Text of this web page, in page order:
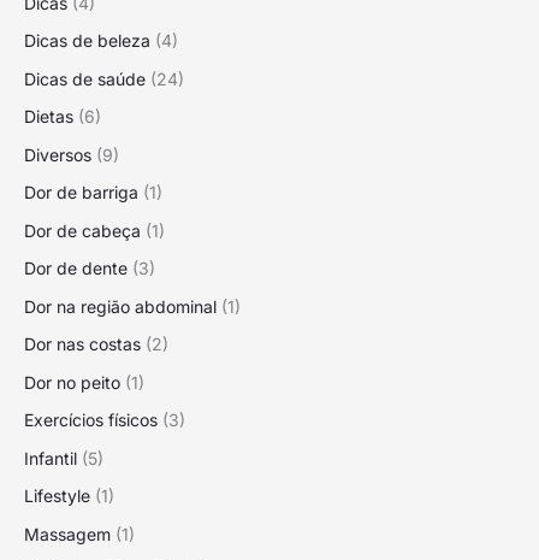
Dicas de beleza (4)
Dicas de saúde (24)
Dietas (6)
Diversos (9)
Dor de barriga (1)
Dor de cabeça (1)
Dor de dente (3)
Dor na região abdominal (1)
Dor nas costas (2)
Dor no peito (1)
Exercícios físicos (3)
Infantil (5)
Lifestyle (1)
Massagem (1)